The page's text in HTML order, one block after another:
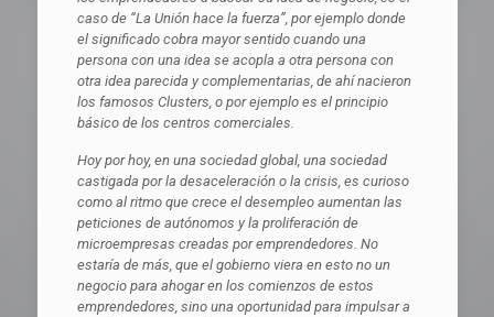
caso de “La Unión hace la fuerza”, por ejemplo donde
el significado cobra mayor sentido cuando una
persona con una idea se acopla a otra persona con
otra idea parecida y complementarias, de ahí nacieron
los famosos Clusters, o por ejemplo es el principio
básico de los centros comerciales.
Hoy por hoy, en una sociedad global, una sociedad
castigada por la desaceleración o la crisis, es curioso
como al ritmo que crece el desempleo aumentan las
peticiones de autónomos y la proliferación de
microempresas creadas por emprendedores. No
estaría de más, que el gobierno viera en esto no un
negocio para ahogar en los comienzos de estos
emprendedores, sino una oportunidad para impulsar a